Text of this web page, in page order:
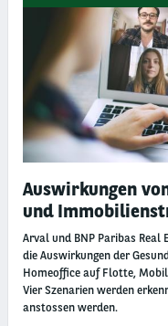
Auswirkungen
und
Arval und BNP Paribas Real
die Auswirkungen der
Homeoffice auf Flotte,
Vier Szenarien werden
anstossen werden.